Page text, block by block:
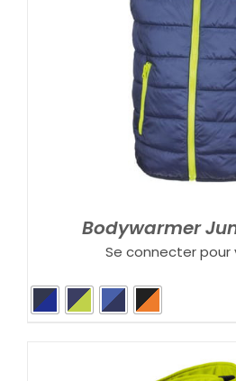
Bodywarmer
Se connecter pour